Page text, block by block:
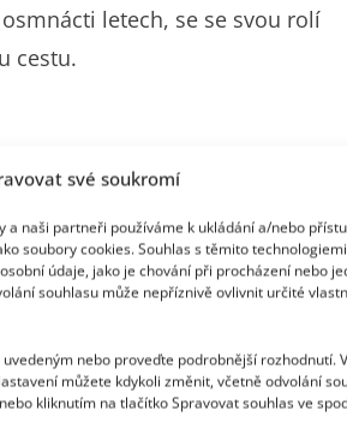
své soukromí
a naši partneři používáme k ukládání a/nebo
soubory cookies. Souhlas s těmito
údaje, jako je chování při procházení nebo
souhlasu může nepříznivě ovlivnit určité
nebo proveďte podrobnější rozhodnutí.
můžete kdykoli změnit, včetně odvolání
kliknutím na tlačítko Spravovat souhlas ve
letech, se se svou rolí
cestu.
dospělé a Bára je považuje
i při výchově nejmladšího
přístupu mohla sama
svým dětem dopřát něco
strašení, domácí vězení. Ta